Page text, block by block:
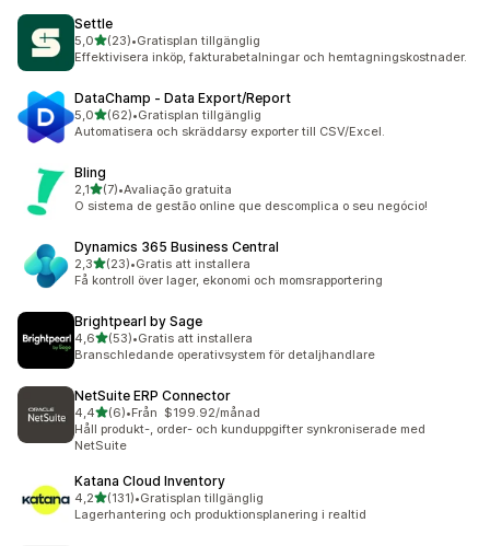
Settle
5,0av 5 stjärnor
(23)
23 recensioner totalt
•Gratisplan tillgänglig
Effektivisera inköp, fakturabetalningar och hemtagningskostnader.
DataChamp ‑ Data Export/Report
5,0av 5 stjärnor
(62)
62 recensioner totalt
•Gratisplan tillgänglig
Automatisera och skräddarsy exporter till CSV/Excel.
Bling
2,1av 5 stjärnor
(7)
7 recensioner totalt
•Avaliação gratuita
O sistema de gestão online que descomplica o seu negócio!
Dynamics 365 Business Central
2,3av 5 stjärnor
(23)
23 recensioner totalt
•Gratis att installera
Få kontroll över lager, ekonomi och momsrapportering
Brightpearl by Sage
4,6av 5 stjärnor
(53)
53 recensioner totalt
•Gratis att installera
Branschledande operativsystem för detaljhandlare
NetSuite ERP Connector
4,4av 5 stjärnor
(6)
6 recensioner totalt
•Från $199.92/månad
Håll produkt-, order- och kunduppgifter synkroniserade med
NetSuite
Katana Cloud Inventory
4,2av 5 stjärnor
(131)
131 recensioner totalt
•Gratisplan tillgänglig
Lagerhantering och produktionsplanering i realtid